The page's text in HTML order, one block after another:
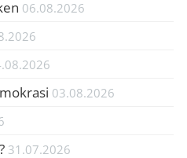
06.08.2026
03.08.2026
31.07.2026